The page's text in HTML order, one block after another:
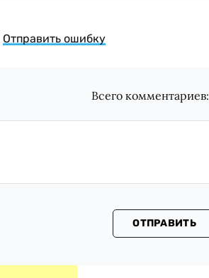
Отправить ошибку
Всего комментариев:
ОТПРАВИТЬ